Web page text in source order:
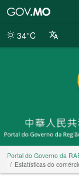
da
34°C
Portal do Governo da
Estatísticas do